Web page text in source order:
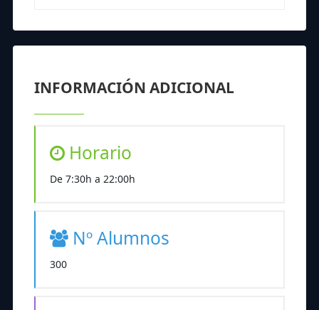
INFORMACIÓN ADICIONAL
Horario
De 7:30h a 22:00h
Nº Alumnos
300